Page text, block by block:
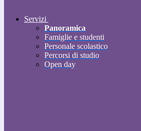
Servizi
Panoramica
Famiglie e studenti
Personale scolastico
Percorsi di studio
Open day